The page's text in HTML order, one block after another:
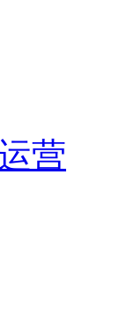
营